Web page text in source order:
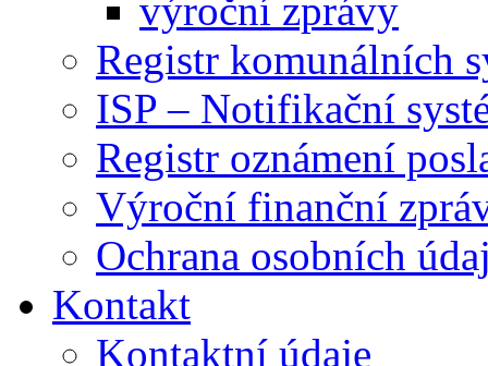
výroční zprávy
Registr komunálních
ISP – Notifikační
Registr oznámení
Výroční finanční
Ochrana osobních
Kontakt
Kontaktní údaje